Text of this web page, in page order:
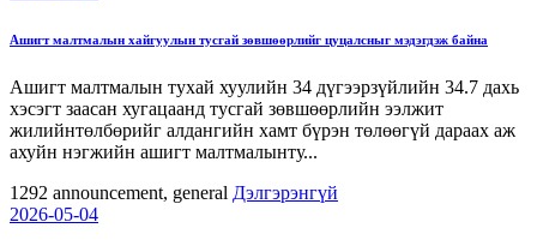
Ашигт малтмалын хайгуулын тусгай зөвшөөрлийг цуцалсныг мэдэгдэж байна
Ашигт малтмалын тухай хуулийн 34 дүгээрзүйлийн 34.7 дахь
хэсэгт заасан хугацаанд тусгай зөвшөөрлийн ээлжит
жилийнтөлбөрийг алдангийн хамт бүрэн төлөөгүй дараах аж
ахуйн нэгжийн ашигт малтмалынту...
1292 announcement, general Дэлгэрэнгүй
2026-05-04